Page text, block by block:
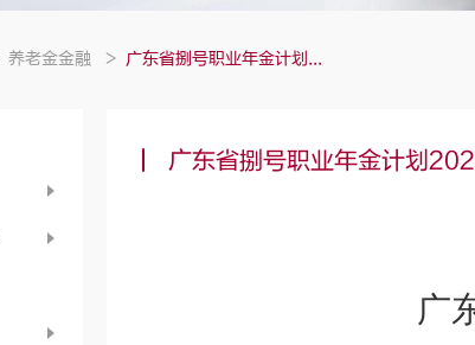
养老金金融 > 广东省捌号职业年金计划...
广东省捌号职业年金计划
广